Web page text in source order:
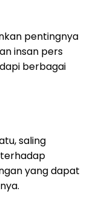
pentingnya
insan pers
berbagai
saling
yang dapat